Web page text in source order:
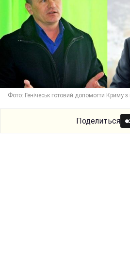
Фото: Генічеськ готовий допомогти Криму
Поделиться